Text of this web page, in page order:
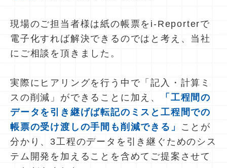
現場のご担当者様は紙の帳票をi-Reporterで
電子化すれば解決できるのではと考え、当社
にご相談を頂きました。
実際にヒアリングを行う中で「記入・計算ミ
スの削減」ができることに加え、
「工程間の
データを引き継げば転記のミスと工程間での
帳票の受け渡しの手間も削減できる」
ことが
分かり、3工程のデータを引き継ぐためのシス
テム開発を加えることを含めてご提案させて